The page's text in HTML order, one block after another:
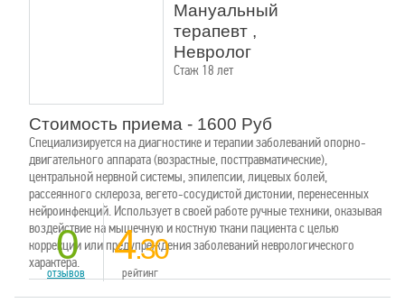
Мануальный
терапевт ,
Невролог
Стаж 18 лет
Стоимость приема - 1600 Руб
Специализируется на диагностике и терапии заболеваний опорно-
двигательного аппарата (возрастные, посттравматические),
центральной нервной системы, эпилепсии, лицевых болей,
рассеянного склероза, вегето-сосудистой дистонии, перенесенных
нейроинфекций. Использует в своей работе ручные техники, оказывая
воздействие на мышечную и костную ткани пациента с целью
коррекции или предупреждения заболеваний неврологического
характера.
0
отзывов
4.30
рейтинг